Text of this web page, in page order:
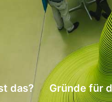
das? Gründe für